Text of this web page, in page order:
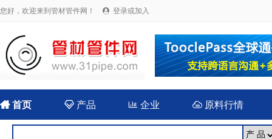
您好，欢迎来到管材管件网！  登录或加入
首页 产品  企业 原料行情